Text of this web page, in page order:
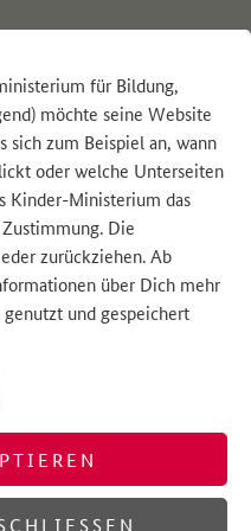
für Bildung,
möchte seine Website
sich zum Beispiel an, wann
oder welche Unterseiten
Kinder-Ministerium das
Die
zurückziehen. Ab
über Dich mehr
und gespeichert
bin zehn Jahre alt
ich am liebsten
Das macht super
viele Freundinnen
wir sogar ein
lese ich gerne. Mein
In der Schule
macht es richtig
lösen kann.
wenn Erwachsene
ohne uns Kinder zu
Klassensprecherin.
ich mal Richterin
unsere Rechte